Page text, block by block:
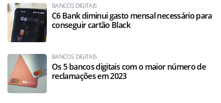
BANCOS DIGITAIS
C6 Bank diminui gasto mensal necessário para
conseguir cartão Black
BANCOS DIGITAIS
Os 5 bancos digitais com o maior número de
reclamações em 2023